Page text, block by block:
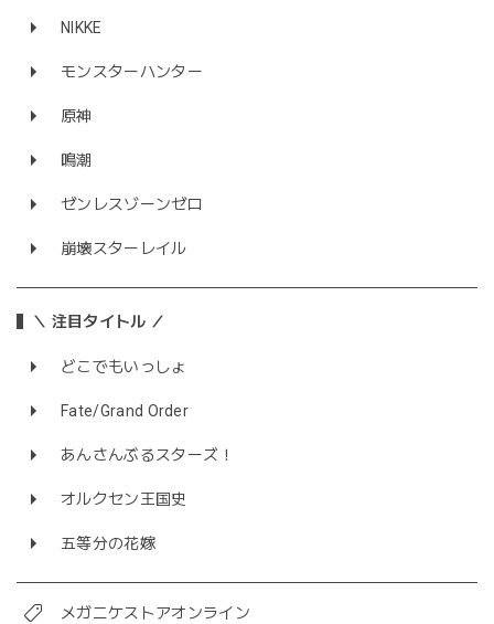
NIKKE
モンスターハンター
原神
鳴潮
ゼンレスゾーンゼロ
崩壊スターレイル
＼ 注目タイトル ／
どこでもいっしょ
Fate/Grand Order
あんさんぶるスターズ！
オルクセン王国史
五等分の花嫁
メガニケストアオンライン